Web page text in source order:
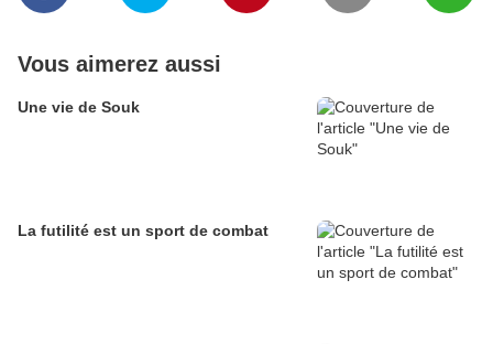
Vous aimerez aussi
Une vie de Souk
La futilité est un sport de combat